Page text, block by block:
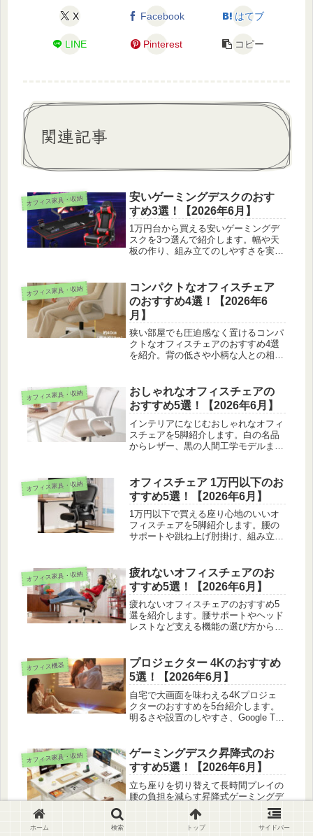
X Facebook はてブ
LINE Pinterest コピー
関連記事
オフィス家具・収納
安いゲーミングデスクのおす
すめ3選！【2026年6月】
1万円台から買える安いゲーミングデ
スクを3つ選んで紹介します。幅や天
板の作り、組み立てのしやすさを実際
す。
オフィス家具・収納
コンパクトなオフィスチェア
のおすすめ4選！【2026年6
月】
狭い部屋でも圧迫感なく置けるコンパ
クトなオフィスチェアのおすすめ4選
を紹介。背の低さや小柄な人との相
オフィス家具・収納
おしゃれなオフィスチェアの
おすすめ5選！【2026年6月】
インテリアになじむおしゃれなオフィ
スチェアを5脚紹介します。白の名品
からレザー、黒の人間工学モデルま
オフィス家具・収納
オフィスチェア 1万円以下のお
すすめ5選！【2026年6月】
1万円以下で買える座り心地のいいオ
フィスチェアを5脚紹介します。腰の
サポートや跳ね上げ肘掛け、組み立て
オフィス家具・収納
疲れないオフィスチェアのお
すすめ5選！【2026年6月】
疲れないオフィスチェアのおすすめ5
選を紹介します。腰サポートやヘッド
レストなど支える機能の選び方から、
オフィス機器
プロジェクター 4Kのおすすめ
5選！【2026年6月】
自宅で大画面を味わえる4Kプロジェ
クターのおすすめを5台紹介します。
明るさや設置のしやすさ、Google TV
オフィス家具・収納
ゲーミングデスク昇降式のお
すすめ5選！【2026年6月】
立ち座りを切り替えて長時間プレイの
腰の負担を減らす昇降式ゲーミングデ
スクを5台紹介します。電動と手動の
違いや天板サイズ、組み立てのコツを
山田莉菜がリサーチしました。
ホーム 検索 トップ サイドバー